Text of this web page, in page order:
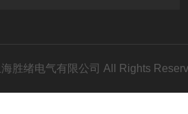
海胜绪电气有限公司 All Rights